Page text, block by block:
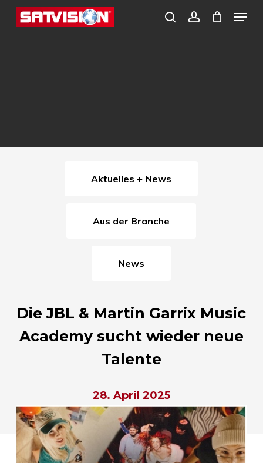
Skip
search
Menu
Aktuelles + News
Aus der Branche
News
Die JBL & Martin Garrix Music
Academy sucht wieder neue
Talente
28. April 2025